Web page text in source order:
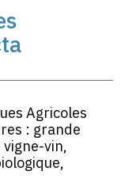
Agricoles
: grande
vin,